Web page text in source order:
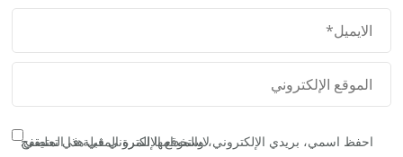
احفظ اسمي، بريدي الإلكتروني، والموقع الإلكتروني في هذا المتصفح لاستخدامها المرة المقبلة في تعليقي.